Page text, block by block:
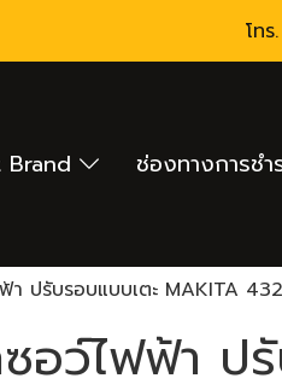
โทร.
ช่องทางการชำ
า ปรับรอบแบบเตะ MAKITA
อว์ไฟฟ้า ป